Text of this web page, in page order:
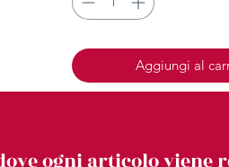
Aggiungi al
ogni articolo viene